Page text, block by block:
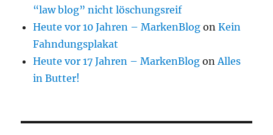
“law blog” nicht löschungsreif
Heute vor 10 Jahren – MarkenBlog onKein
Fahndungsplakat
Heute vor 17 Jahren – MarkenBlog onAlles
in Butter!